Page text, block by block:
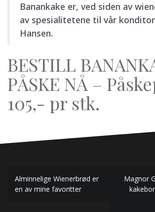
Banankake er, ved siden av
av spesialitetene til vår
Hansen.
BESTILL
PÅSKE NÅ –
105,- pr stk.
Innleggsnavigasjon
Alminnelige Wienerbrød er
en av mine favoritter
Magnor